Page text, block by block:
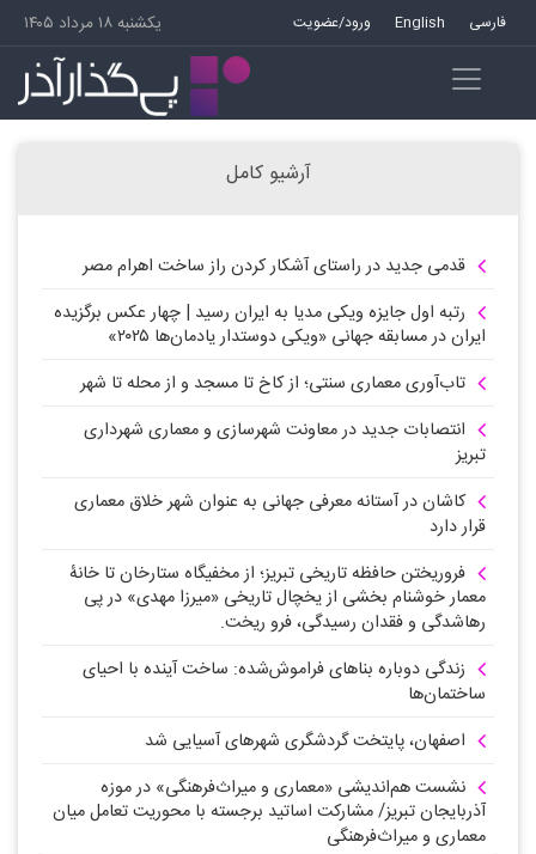
فارسی English ورود/عضویت یکشنبه ۱۸ مرداد ۱۴۰۵
آرشیو کامل
قدمی جدید در راستای آشکار کردن راز ساخت اهرام مصر
رتبه اول جایزه ویکی مدیا به ایران رسید | چهار عکس برگزیده
ایران در مسابقه جهانی «ویکی دوستدار یادمان‌ها ۲۰۲۵»
تاب‌آوری معماری سنتی؛ از کاخ تا مسجد و از محله تا شهر
انتصابات جدید در معاونت شهرسازی و معماری شهرداری
تبریز
کاشان در آستانه معرفی جهانی به عنوان شهر خلاق معماری
قرار دارد
فروریختن حافظه تاریخی تبریز؛ از مخفیگاه ستارخان تا خانۀ
معمار خوشنام بخشی از یخچال تاریخی «میرزا مهدی» در پی
رهاشدگی و فقدان رسیدگی، فرو ریخت.
زندگی دوباره بناهای فراموش‌شده: ساخت آینده با احیای
ساختمان‌ها
اصفهان، پایتخت گردشگری شهرهای آسیایی شد
نشست هم‌اندیشی «معماری و میراث‌فرهنگی» در موزه
آذربایجان تبریز/ مشارکت اساتید برجسته با محوریت تعامل میان
معماری و میراث‌فرهنگی